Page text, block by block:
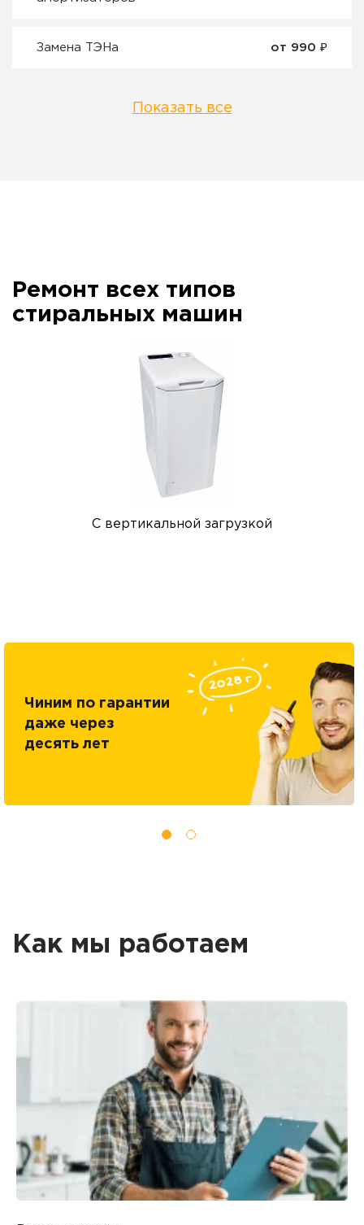
Замена ТЭНа от 990 ₽
Показать все
Ремонт всех типов
стиральных машин
С вертикальной загрузкой
Чиним по гарантии
даже через
десять лет
Как мы работаем